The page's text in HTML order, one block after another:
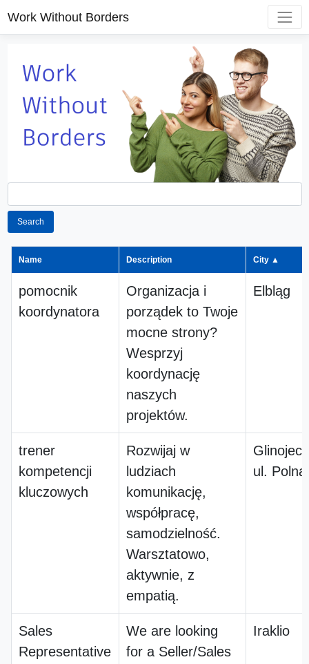
Work Without Borders
Search
Name Description City ▲
pomocnik
koordynatora
Organizacja i
porządek to Twoje
mocne strony?
Wesprzyj
koordynację
naszych
projektów.
Elbląg
trener
kompetencji
kluczowych
Rozwijaj w
ludziach
komunikację,
współpracę,
samodzielność.
Warsztatowo,
aktywnie, z
empatią.
Glinojeck
ul. Polna
Sales
Representative
We are looking
for a Seller/Sales
Iraklio